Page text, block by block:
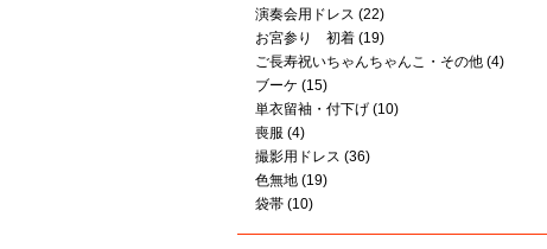
演奏会用ドレス (22)
お宮参り 初着(19)
ご長寿祝いちゃんちゃんこ・その他(4)
ブーケ (15)
単衣留袖・付下げ(10)
喪服 (4)
撮影用ドレス (36)
色無地(19)
袋帯(10)